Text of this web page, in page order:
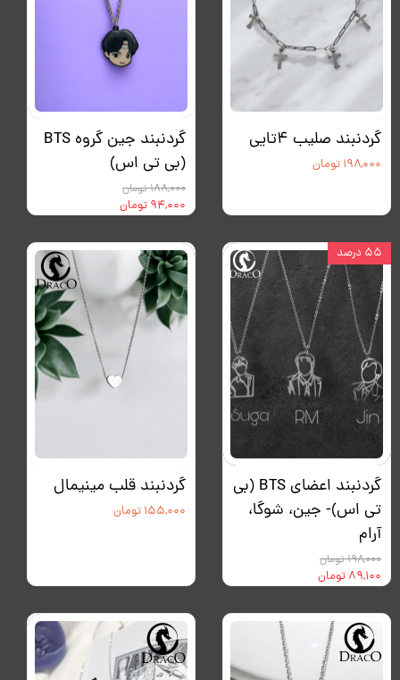
گردنبند صلیب ۴تایی
۱۹۸,۰۰۰ تومان
گردنبند جین گروه BTS
(بی تی اس)
۱۸۸,۰۰۰ تومان
۹۴,۰۰۰ تومان
گردنبند اعضای BTS (بی
تی اس)- جین، شوگا،
آرام
۱۹۸,۰۰۰ تومان
۸۹,۱۰۰ تومان
۵۵ درصد
گردنبند قلب مینیمال
۱۵۵,۰۰۰ تومان